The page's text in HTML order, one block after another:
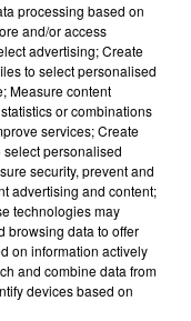
jour :
du monde.
êtes tous
processing based on
and/or access
advertising; Create
to select personalised
Measure content
or combinations
services; Create
personalised
security, prevent and
advertising and content;
technologies may
browsing data to offer
on information actively
and combine data from
devices based on